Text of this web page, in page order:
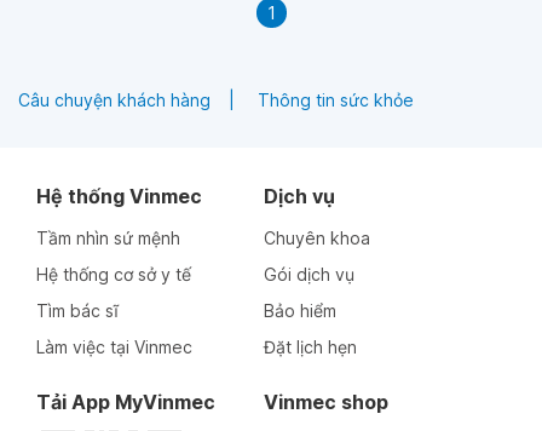
1
Câu chuyện khách hàng Thông tin sức khỏe
Hệ thống Vinmec
Tầm nhìn sứ mệnh
Hệ thống cơ sở y tế
Tìm bác sĩ
Làm việc tại Vinmec
Dịch vụ
Chuyên khoa
Gói dịch vụ
Bảo hiểm
Đặt lịch hẹn
Tải App MyVinmec Vinmec shop